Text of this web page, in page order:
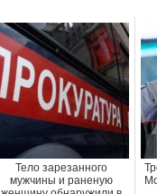
Тело зарезанного
мужчины и раненую